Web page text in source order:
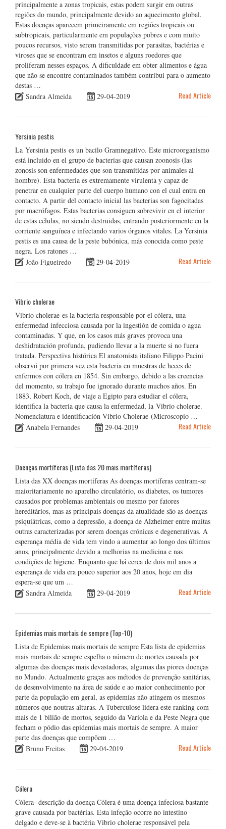
principalmente a zonas tropicais, estas podem surgir em outras
regiões do mundo, principalmente devido ao aquecimento global.
Estas doenças aparecem primeiramente em regiões tropicais ou
subtropicais, particularmente em populações pobres e com muito
poucos recursos, visto serem transmitidas por parasitas, bactérias e
viroses que se encontram em insetos e alguns roedores que
proliferam nesses espaços. A dificuldade em obter alimentos e água
que não se encontre contaminados também contribui para o aumento
destas …
Sandra Almeida
29-04-2019 Read Article
Yersinia pestis
La Yersinia pestis es un bacilo Gramnegativo. Este microorganismo
está incluido en el grupo de bacterias que causan zoonosis (las
zonosis son enfermedades que son transmitidas por animales al
hombre). Esta bacteria es extremamente virulenta y capaz de
penetrar en cualquier parte del cuerpo humano con el cual entra en
contacto. A partir del contacto inicial las bacterias son fagocitadas
por macrófagos. Estas bacterias consiguen sobrevivir en el interior
de estas células, no siendo destruidas, entrando posteriormente en la
corriente sanguínea e infectando varios órganos vitales. La Yersinia
pestis es una causa de la peste bubónica, más conocida como peste
negra. Los ratones …
João Figueiredo
29-04-2019 Read Article
Vibrio cholerae
Vibrio cholerae es la bacteria responsable por el cólera, una
enfermedad infecciosa causada por la ingestión de comida o agua
contaminadas. Y que, en los casos más graves provoca una
deshidratación profunda, pudiendo llevar a la muerte si no fuera
tratada. Perspectiva histórica El anatomista italiano Filippo Pacini
observó por primera vez esta bacteria en muestras de heces de
enfermos con cólera en 1854. Sin embargo, debido a las creencias
del momento, su trabajo fue ignorado durante muchos años. En
1883, Robert Koch, de viaje a Egipto para estudiar el cólera,
identifica la bacteria que causa la enfermedad, la Vibrio cholerae.
Nomenclatura e identificación Vibrio Cholerae (Microscopio …
Anabela Fernandes
29-04-2019 Read Article
Doenças mortíferas (Lista das 20 mais mortíferas)
Lista das XX doenças mortíferas As doenças mortíferas centram-se
maioritariamente no aparelho circulatório, os diabetes, os tumores
causados por problemas ambientais ou mesmo por fatores
hereditários, mas as principais doenças da atualidade são as doenças
psiquiátricas, como a depressão, a doença de Alzheimer entre muitas
outras caracterizadas por serem doenças crónicas e degenerativas. A
esperança média de vida tem vindo a aumentar ao longo dos últimos
anos, principalmente devido a melhorias na medicina e nas
condições de higiene. Enquanto que há cerca de dois mil anos a
esperança de vida era pouco superior aos 20 anos, hoje em dia
espera-se que um …
Sandra Almeida
29-04-2019 Read Article
Epidemias mais mortais de sempre (Top-10)
Lista de Epidemias mais mortais de sempre Esta lista de epidemias
mais mortais de sempre espelha o número de mortes causada por
algumas das doenças mais devastadoras, algumas das piores doenças
no Mundo. Actualmente graças aos métodos de prevenção sanitárias,
de desenvolvimento na área de saúde e ao maior conhecimento por
parte da população em geral, as epidemias não atingem os mesmos
números que noutras alturas. A Tuberculose lidera este ranking com
mais de 1 bilião de mortos, seguido da Varíola e da Peste Negra que
fecham o pódio das epidemias mais mortais de sempre. A maior
parte das doenças que compõem …
Bruno Freitas
29-04-2019 Read Article
Cólera
Cólera- descrição da doença Cólera é uma doença infeciosa bastante
grave causada por bactérias. Esta infeção ocorre no intestino
delgado e deve-se à bactéria Vibrio cholerae responsável pela